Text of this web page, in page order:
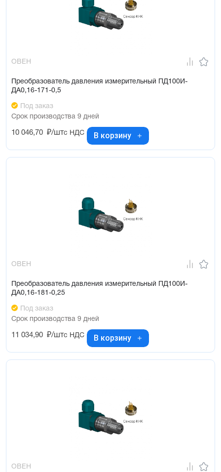
ОВЕН
Преобразователь давления измерительный ПД100И-
ДА0,16-171-0,5
Под заказ
Срок производства 9 дней
10 046,70 ₽/штс НДС В корзину
ОВЕН
Преобразователь давления измерительный ПД100И-
ДА0,16-181-0,25
Под заказ
Срок производства 9 дней
11 034,90 ₽/штс НДС В корзину
ОВЕН